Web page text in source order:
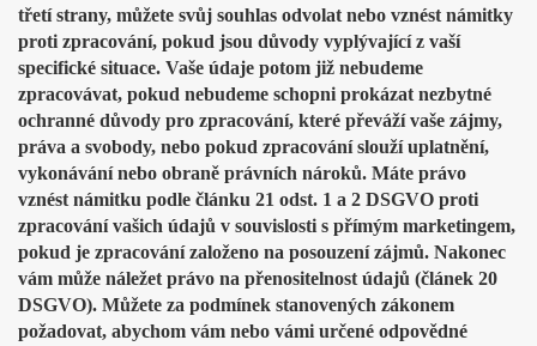
třetí strany, můžete svůj souhlas odvolat nebo vznést námitky
proti zpracování, pokud jsou důvody vyplývající z vaší
specifické situace. Vaše údaje potom již nebudeme
zpracovávat, pokud nebudeme schopni prokázat nezbytné
ochranné důvody pro zpracování, které převáží vaše zájmy,
práva a svobody, nebo pokud zpracování slouží uplatnění,
vykonávání nebo obraně právních nároků. Máte právo
vznést námitku podle článku 21 odst. 1 a 2 DSGVO proti
zpracování vašich údajů v souvislosti s přímým marketingem,
pokud je zpracování založeno na posouzení zájmů. Nakonec
vám může náležet právo na přenositelnost údajů (článek 20
DSGVO). Můžete za podmínek stanovených zákonem
požadovat, abychom vám nebo vámi určené odpovědné